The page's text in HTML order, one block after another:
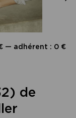
— adhérent : 0 €
de